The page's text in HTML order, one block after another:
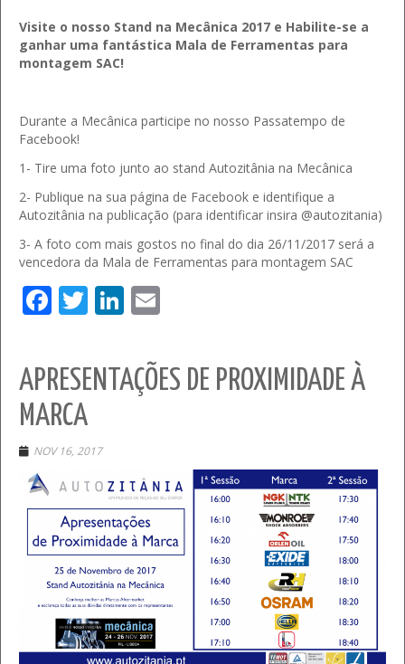
Visite o nosso Stand na Mecânica 2017 e Habilite-se a
ganhar uma fantástica Mala de Ferramentas para
montagem SAC!
Durante a Mecânica participe no nosso Passatempo de
Facebook!
1- Tire uma foto junto ao stand Autozitânia na Mecânica
2- Publique na sua página de Facebook e identifique a
Autozitânia na publicação (para identificar insira @autozitania)
3- A foto com mais gostos no final do dia 26/11/2017 será a
vencedora da Mala de Ferramentas para montagem SAC
Facebook
TwitterLinkedIn
APRESENTAÇÕES DE PROXIMIDADE À
MARCA
NOV 16, 2017